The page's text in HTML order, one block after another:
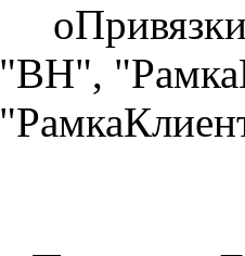
"ВН",